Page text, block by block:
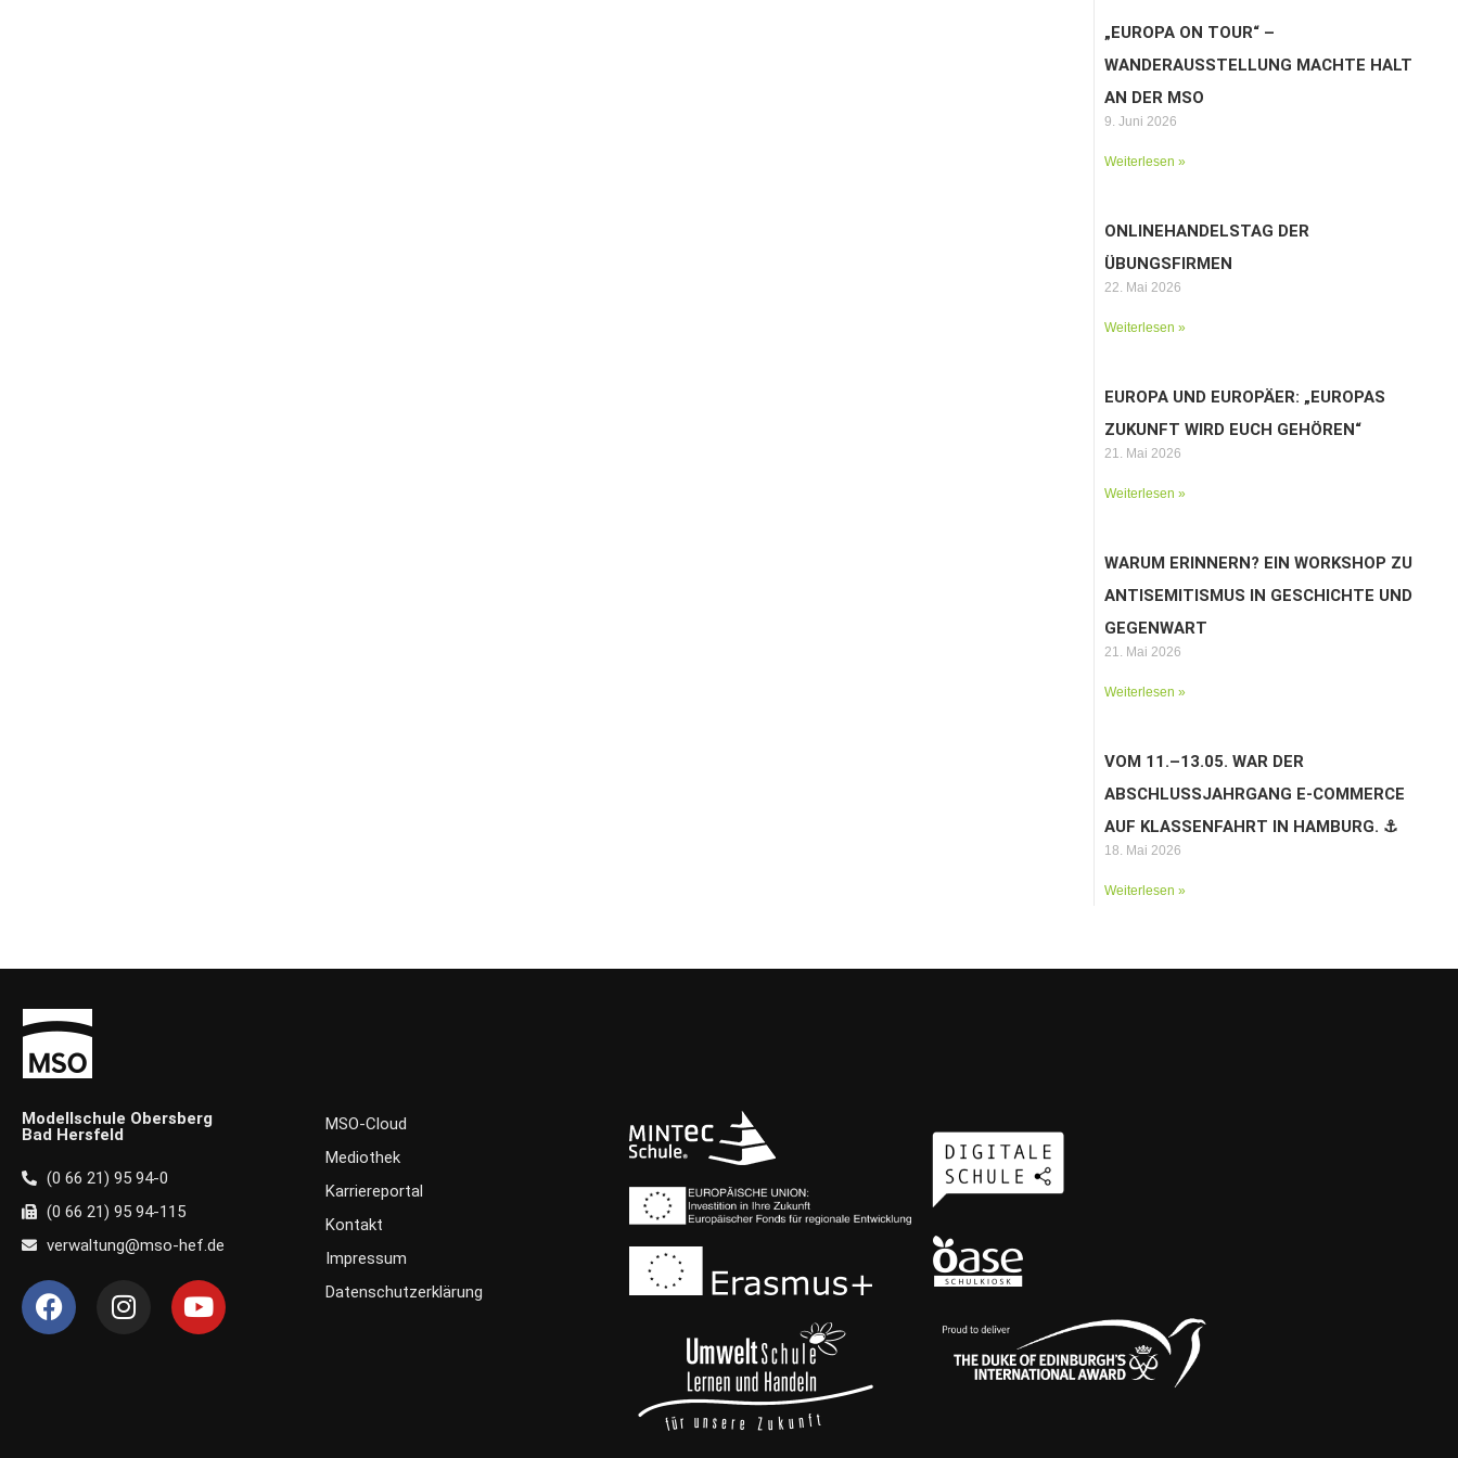
„EUROPA ON TOUR“ –
WANDERAUSSTELLUNG MACHTE HALT
AN DER MSO
9. Juni 2026
Weiterlesen »
ONLINEHANDELSTAG DER
ÜBUNGSFIRMEN
22. Mai 2026
Weiterlesen »
EUROPA UND EUROPÄER: „EUROPAS
ZUKUNFT WIRD EUCH GEHÖREN“
21. Mai 2026
Weiterlesen »
WARUM ERINNERN? EIN WORKSHOP ZU
ANTISEMITISMUS IN GESCHICHTE UND
GEGENWART
21. Mai 2026
Weiterlesen »
VOM 11.–13.05. WAR DER
ABSCHLUSSJAHRGANG E-COMMERCE
AUF KLASSENFAHRT IN HAMBURG. ⚓️
18. Mai 2026
Weiterlesen »
Modellschule Obersberg
Bad Hersfeld
(0 66 21) 95 94-0
(0 66 21) 95 94-115
verwaltung@mso-hef.de
F
a
I
n
Y
o
MSO-Cloud
Mediothek
Karriereportal
Kontakt
Impressum
Datenschutzerklärung